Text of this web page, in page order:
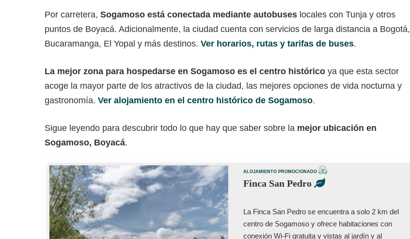
Por carretera, Sogamoso está conectada mediante autobuses locales con Tunja y otros
puntos de Boyacá. Adicionalmente, la ciudad cuenta con servicios de larga distancia a Bogotá,
Bucaramanga, El Yopal y más destinos. Ver horarios, rutas y tarifas de buses.
La mejor zona para hospedarse en Sogamoso es el centro histórico ya que esta sector
acoge la mayor parte de los atractivos de la ciudad, las mejores opciones de vida nocturna y
gastronomía. Ver alojamiento en el centro histórico de Sogamoso.
Sigue leyendo para descubrir todo lo que hay que saber sobre la mejor ubicación en
Sogamoso, Boyacá.
ALOJAMIENTO PROMOCIONADO
Finca San Pedro
La Finca San Pedro se encuentra a solo 2 km del
centro de Sogamoso y ofrece habitaciones con
conexión Wi-Fi gratuita y vistas al jardín y al